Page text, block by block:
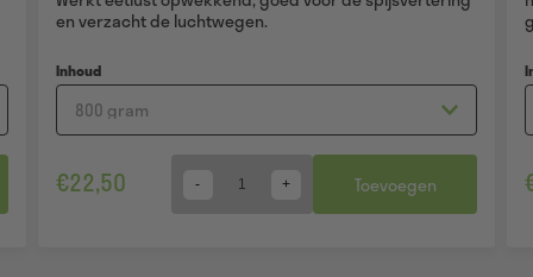
en verzacht de luchtwegen.
Inhoud
€22,50 Quantity Toevoegen